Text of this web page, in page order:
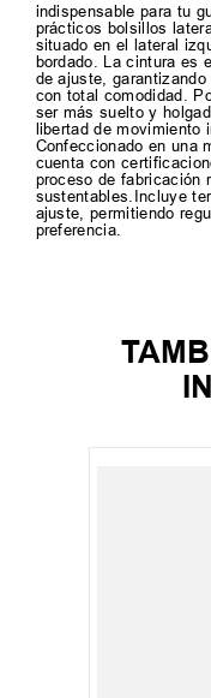
indispensable para tu
prácticos bolsillos
situado en el lateral
bordado. La cintura es
de ajuste,
con total comodidad.
ser más suelto y
libertad de movimiento
Confeccionado en una
cuenta con
proceso de fabricación
sustentables.Incluye
ajuste, permitiendo
preferencia.